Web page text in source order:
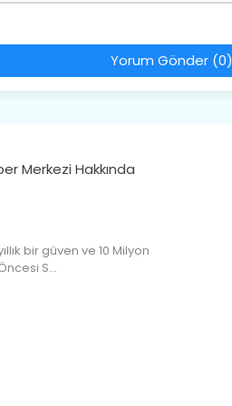
Yorum Gönder (0)
Merkezi Hakkında
bir güven ve 10 Milyon
S…